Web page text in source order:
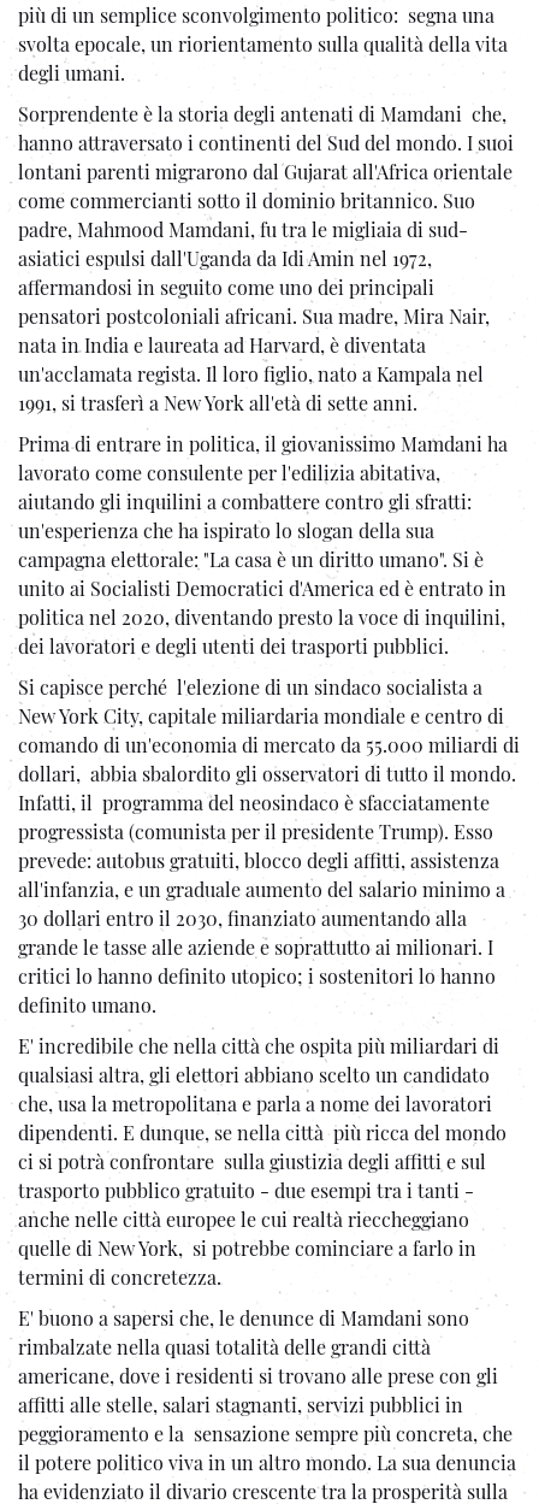
più di un semplice sconvolgimento politico: segna una
svolta epocale, un riorientamento sulla qualità della vita
degli umani.
Sorprendente è la storia degli antenati di Mamdani che,
hanno attraversato i continenti del Sud del mondo. I suoi
lontani parenti migrarono dal Gujarat all'Africa orientale
come commercianti sotto il dominio britannico. Suo
padre, Mahmood Mamdani, fu tra le migliaia di sud-
asiatici espulsi dall'Uganda da Idi Amin nel 1972,
affermandosi in seguito come uno dei principali
pensatori postcoloniali africani. Sua madre, Mira Nair,
nata in India e laureata ad Harvard, è diventata
un'acclamata regista. Il loro figlio, nato a Kampala nel
1991, si trasferì a New York all'età di sette anni.
Prima di entrare in politica, il giovanissimo Mamdani ha
lavorato come consulente per l'edilizia abitativa,
aiutando gli inquilini a combattere contro gli sfratti:
un'esperienza che ha ispirato lo slogan della sua
campagna elettorale: "La casa è un diritto umano". Si è
unito ai Socialisti Democratici d'America ed è entrato in
politica nel 2020, diventando presto la voce di inquilini,
dei lavoratori e degli utenti dei trasporti pubblici.
Si capisce perché l'elezione di un sindaco socialista a
New York City, capitale miliardaria mondiale e centro di
comando di un'economia di mercato da 55.000 miliardi di
dollari, abbia sbalordito gli osservatori di tutto il mondo.
Infatti, il programma del neosindaco è sfacciatamente
progressista (comunista per il presidente Trump). Esso
prevede: autobus gratuiti, blocco degli affitti, assistenza
all'infanzia, e un graduale aumento del salario minimo a
30 dollari entro il 2030, finanziato aumentando alla
grande le tasse alle aziende e soprattutto ai milionari. I
critici lo hanno definito utopico; i sostenitori lo hanno
definito umano.
E' incredibile che nella città che ospita più miliardari di
qualsiasi altra, gli elettori abbiano scelto un candidato
che, usa la metropolitana e parla a nome dei lavoratori
dipendenti. E dunque, se nella città più ricca del mondo
ci si potrà confrontare sulla giustizia degli affitti e sul
trasporto pubblico gratuito - due esempi tra i tanti -
anche nelle città europee le cui realtà rieccheggiano
quelle di New York, si potrebbe cominciare a farlo in
termini di concretezza.
E' buono a sapersi che, le denunce di Mamdani sono
rimbalzate nella quasi totalità delle grandi città
americane, dove i residenti si trovano alle prese con gli
affitti alle stelle, salari stagnanti, servizi pubblici in
peggioramento e la sensazione sempre più concreta, che
il potere politico viva in un altro mondo. La sua denuncia
ha evidenziato il divario crescente tra la prosperità sulla